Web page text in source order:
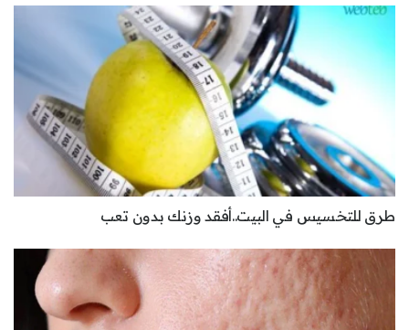
طرق للتخسيس في البيت..أفقد وزنك بدون تعب